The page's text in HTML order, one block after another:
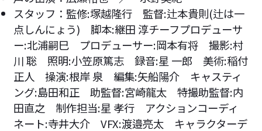
スタッフ：監修:塚越隆行 監督:辻本貴則(辻は一
点しんにょう) 脚本:継田 淳チーフプロデューサ
ー:北浦嗣巳 プロデューサー:岡本有将 撮影:村
川 聡 照明:小笠原篤志 録音:星 一郎 美術:稲付
正人 操演:根岸 泉 編集:矢船陽介 キャスティ
ング:島田和正 助監督:宮崎龍太 特撮助監督:内
田直之 制作担当:星 孝行 アクションコーディ
ネート:寺井大介 VFX:渡邉亮太 キャラクターデ